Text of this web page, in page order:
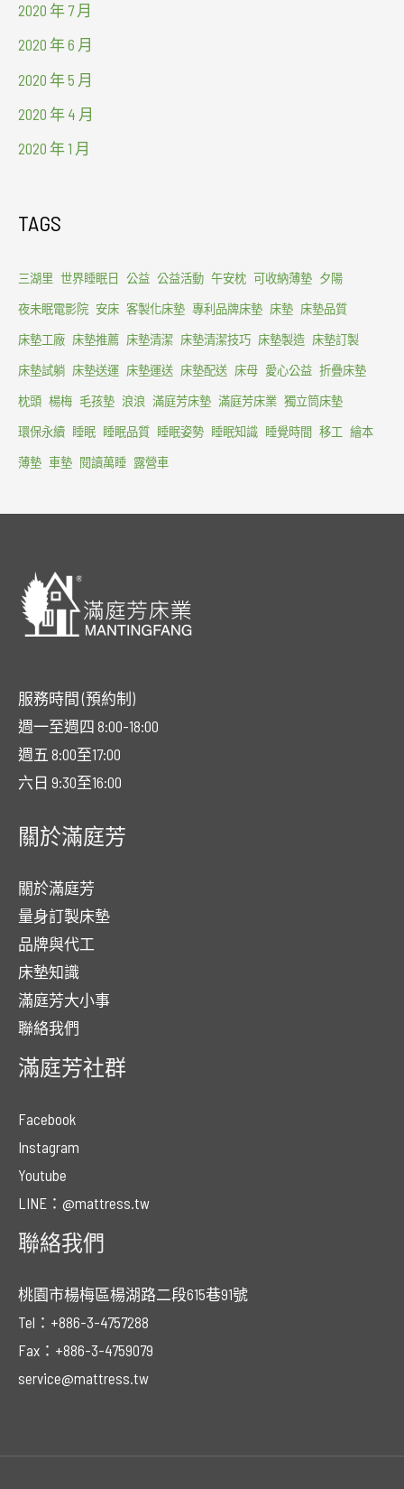
2020 年 7 月
2020 年 6 月
2020 年 5 月
2020 年 4 月
2020 年 1 月
TAGS
三湖里 世界睡眠日 公益 公益活動 午安枕 可收納薄墊 夕陽
夜未眠電影院 安床 客製化床墊 專利品牌床墊 床墊 床墊品質
床墊工廠 床墊推薦 床墊清潔 床墊清潔技巧 床墊製造 床墊訂製
床墊試躺 床墊送運 床墊運送 床墊配送 床母 愛心公益 折疊床墊
枕頭 楊梅 毛孩墊 浪浪 滿庭芳床墊 滿庭芳床業 獨立筒床墊
環保永續 睡眠 睡眠品質 睡眠姿勢 睡眠知識 睡覺時間 移工 繪本
薄墊 車墊 閱讀萬睡 露營車
服務時間 (預約制)
週一至週四 8:00-18:00
週五 8:00至17:00
六日 9:30至16:00
關於滿庭芳
關於滿庭芳
量身訂製床墊
品牌與代工
床墊知識
滿庭芳大小事
聯絡我們
滿庭芳社群
Facebook
Instagram
Youtube
LINE：@mattress.tw
聯絡我們
桃園市楊梅區楊湖路二段615巷91號
Tel：+886-3-4757288
Fax：+886-3-4759079
service@mattress.tw